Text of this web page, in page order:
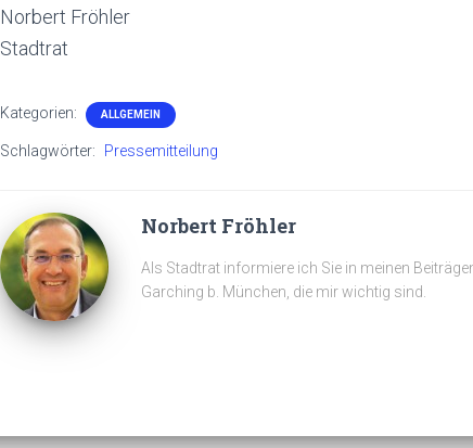
Norbert Fröhler
Stadtrat
Kategorien: ALLGEMEIN
Schlagwörter: Pressemitteilung
Norbert Fröhler
Als Stadtrat informiere ich Sie in meinen
Garching b. München, die mir wichtig sind.